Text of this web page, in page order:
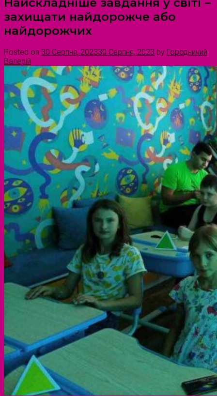
захищати найдорожче або
найдорожчих
Posted on 30 Серпня, 202330 Серпня, 2023 by Городничий
Валерій